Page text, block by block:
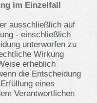
im Einzelfall
ausschließlich auf
- einschließlich
unterworfen zu
Wirkung
erheblich
die Entscheidung
eines
Verantwortlichen